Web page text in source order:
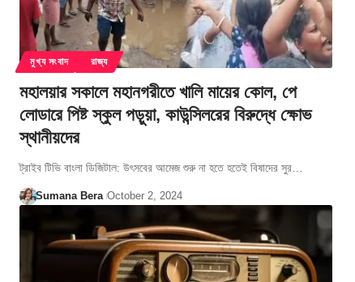
মুখ্য সংবাদ রাজ্য
মহালয়ার সকালে মহানগরীতে খালি মায়ের কোল, পে
লোডারে পিষ্ট স্কুল পড়ুয়া, কাউন্সিলরের বিরুদ্ধে ক্ষোভ
স্থানীয়দের
ট্রাইব টিভি বাংলা ডিজিটাল: উৎসবের আমেজ শুরু না হতে হতেই বিষাদের সুর…
Sumana Bera October 2, 2024